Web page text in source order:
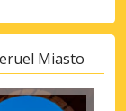
Miasto